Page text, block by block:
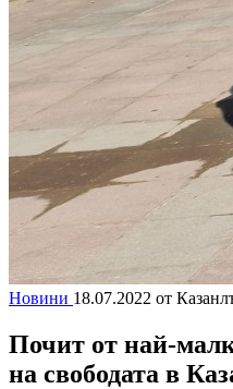
Новини 18.07.2022 от
Почит от най-
на свободата в